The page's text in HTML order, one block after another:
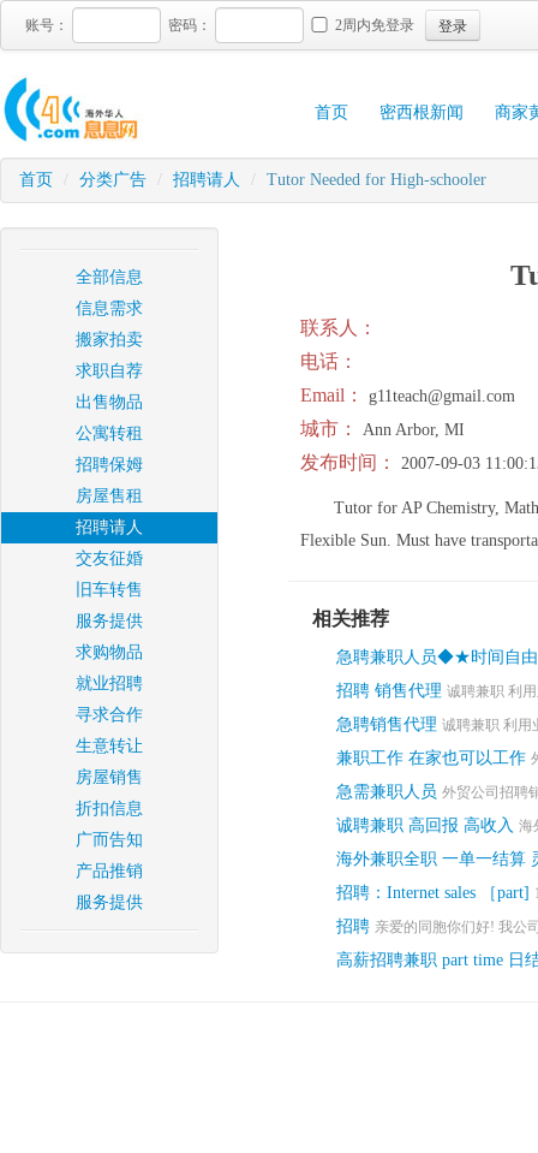
账号： 密码： 2周内免登录 登录
首页 密西根新闻 商家
首页 / 分类广告 / 招聘请人 / Tutor Needed for High-schooler
全部信息
信息需求
搬家拍卖
求职自荐
出售物品
公寓转租
招聘保姆
房屋售租
招聘请人
交友征婚
旧车转售
服务提供
求购物品
就业招聘
寻求合作
生意转让
房屋销售
折扣信息
广而告知
产品推销
服务提供
联系人：
电话：
Email：
g11teach@gmail.com
城市： Ann Arbor, MI
发布时间： 2007-09-03
Tutor for AP Chemistry,
Flexible Sun. Must have
相关推荐
急聘兼职人员◆★时间自
招聘 销售代理 诚聘兼职 利
急聘销售代理 诚聘兼职 利用
兼职工作 在家也可以工作
急需兼职人员 外贸公司招聘
诚聘兼职 高回报 高收入 海
海外兼职全职 一单一结算
招聘：Internet sales ［part]
招聘 亲爱的同胞你们好! 我公
高薪招聘兼职 part time 日